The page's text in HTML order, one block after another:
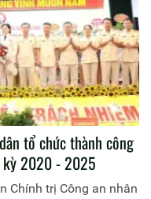
tổ chức thành công
2020 - 2025
Chính trị Công an nhân